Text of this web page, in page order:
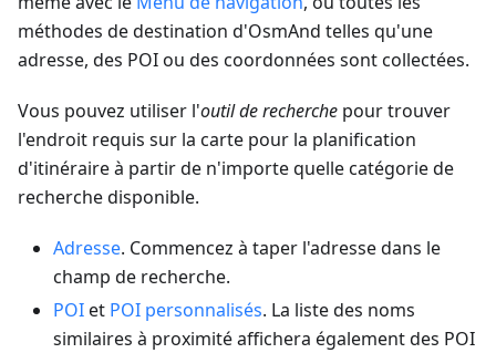
méthodes de destination d'OsmAnd telles qu'une
adresse, des POI ou des coordonnées sont collectées.
Vous pouvez utiliser l'outil de recherche pour trouver
l'endroit requis sur la carte pour la planification
d'itinéraire à partir de n'importe quelle catégorie de
recherche disponible.
Adresse. Commencez à taper l'adresse dans le
champ de recherche.
POIet POI personnalisés. La liste des noms
similaires à proximité affichera également des POI